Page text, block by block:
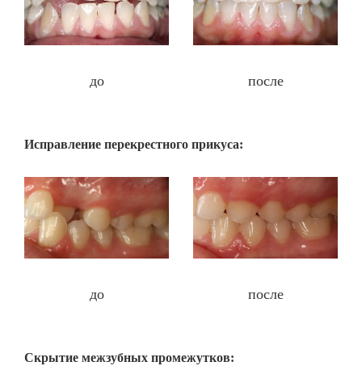
до после
Исправление перекрестного прикуса:
до после
Скрытие межзубных промежутков: